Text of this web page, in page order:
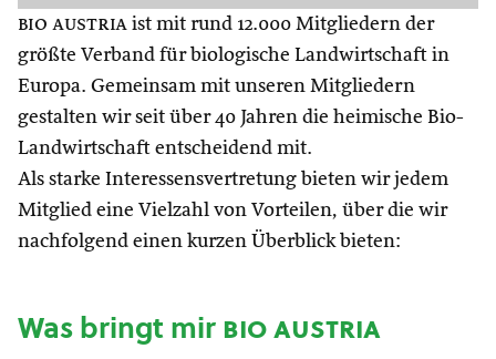
bio austria ist mit rund 12.000 Mitgliedern der
größte Verband für biologische Landwirtschaft in
Europa. Gemeinsam mit unseren Mitgliedern
gestalten wir seit über 40 Jahren die heimische Bio-
Landwirtschaft entscheidend mit.
Als starke Interessensvertretung bieten wir jedem
Mitglied eine Vielzahl von Vorteilen, über die wir
nachfolgend einen kurzen Überblick bieten:
Was bringt mirbio austria